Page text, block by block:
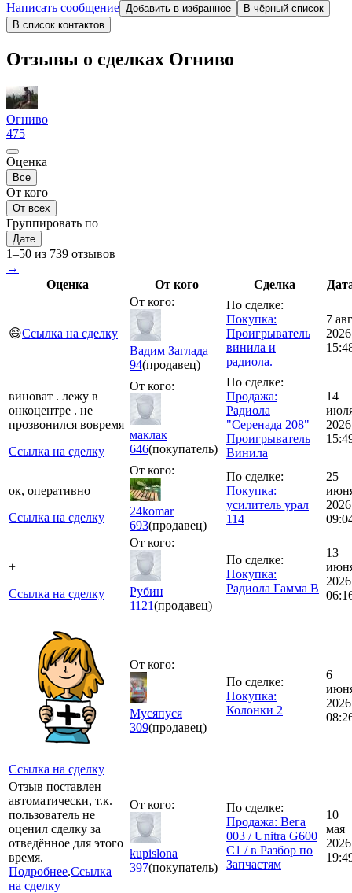
Написать сообщение Добавить в избранное
В чёрный список
В список контактов
Отзывы о сделках Огниво
Огниво
475
Оценка
Все
От кого
От всех
Группировать по
Дате
1–50 из 739 отзывов
→
Оценка
От кого Сделка
😄Ссылка на сделку
От кого:
Вадим Заглада
94(продавец)
По сделке:
Покупка:
Проигрыватель
винила и
радиола.
7 авг
2026
виноват . лежу в
онкоцентре . не
прозвонился вовремя
Ссылка на сделку
От кого:
маклак
646(покупатель)
По сделке:
Продажа:
Радиола
"Серенада 208"
Проигрыватель
Винила
14
2026
ок, оперативно
Ссылка на сделку
От кого:
24komar
693(продавец)
По сделке:
Покупка:
усилитель урал
114
25
2026
+
Ссылка на сделку
От кого:
Рубин
1121(продавец)
По сделке:
Покупка:
Радиола Гамма В
13
2026
Ссылка на сделку
От кого:
Мусяпуся
309(продавец)
По сделке:
Покупка:
Колонки 2
6
2026
Отзыв поставлен
автоматически, т.к.
пользователь не
оценил сделку за
отведённое для этого
время.
Подробнее.Ссылка
на сделку
От кого:
kupislona
397(покупатель)
По сделке:
Продажа: Вега
003 / Unitra G600
C1 / в Разбор по
Запчастям
10
мая
2026